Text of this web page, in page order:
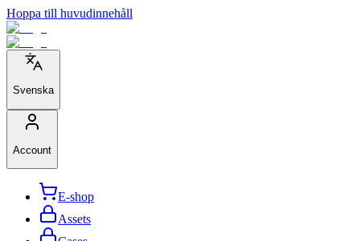
Hoppa till huvudinnehåll
Svenska
Account
E-shop
Assets